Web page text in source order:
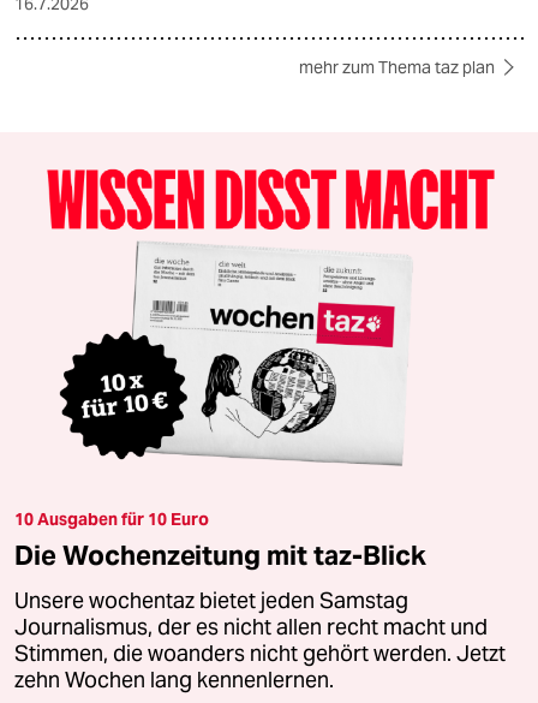
mehr zum Thema taz plan
10 Ausgaben für 10 Euro
Die Wochenzeitung mit taz-Blick
Unsere wochentaz bietet jeden Samstag
Journalismus, der es nicht allen recht macht und
Stimmen, die woanders nicht gehört werden. Jetzt
zehn Wochen lang kennenlernen.